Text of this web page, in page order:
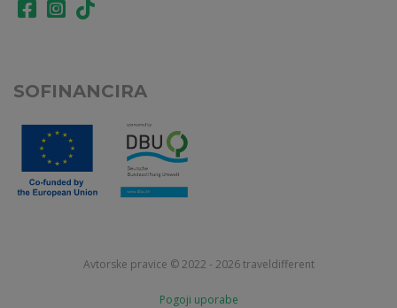
SOFINANCIRA
Avtorske pravice © 2022 - 2026 traveldifferent
Pogoji uporabe